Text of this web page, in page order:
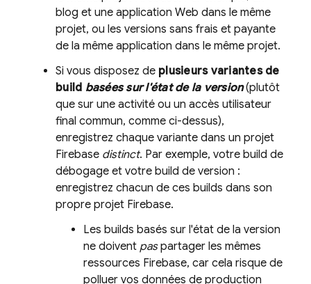
blog et une application Web dans le même
projet, ou les versions sans frais et payante
de la même application dans le même projet.
Si vous disposez de plusieurs variantes de
build basées sur l'état de la version(plutôt
que sur une activité ou un accès utilisateur
final commun, comme ci-dessus),
enregistrez chaque variante dans un projet
Firebase distinct. Par exemple, votre build de
débogage et votre build de version :
enregistrez chacun de ces builds dans son
propre projet Firebase.
Les builds basés sur l'état de la version
ne doivent paspartager les mêmes
ressources Firebase, car cela risque de
polluer vos données de production